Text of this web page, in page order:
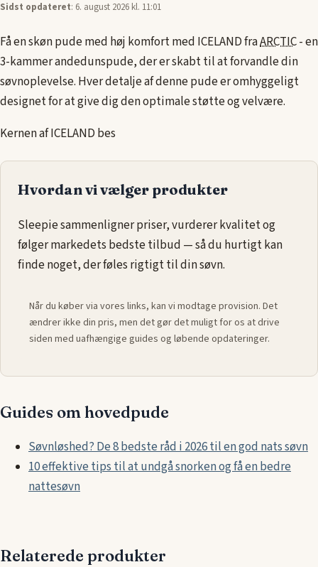
Sidst opdateret: 6. august 2026 kl. 11:01
Få en skøn pude med høj komfort med ICELAND fraARCTIC- en
3-kammer andedunspude, der er skabt til at forvandle din
søvnoplevelse. Hver detalje af denne pude er omhyggeligt
designet for at give dig den optimale støtte og velvære.
Kernen af ICELAND bes
Hvordan vi vælger produkter
Sleepie sammenligner priser, vurderer kvalitet og
følger markedets bedste tilbud — så du hurtigt kan
finde noget, der føles rigtigt til din søvn.
Når du køber via vores links, kan vi modtage provision. Det
ændrer ikke din pris, men det gør det muligt for os at drive
siden med uafhængige guides og løbende opdateringer.
Guides om hovedpude
Søvnløshed? De 8 bedste råd i 2026 til en god nats søvn
10 effektive tips til at undgå snorken og få en bedre
nattesøvn
Relaterede produkter